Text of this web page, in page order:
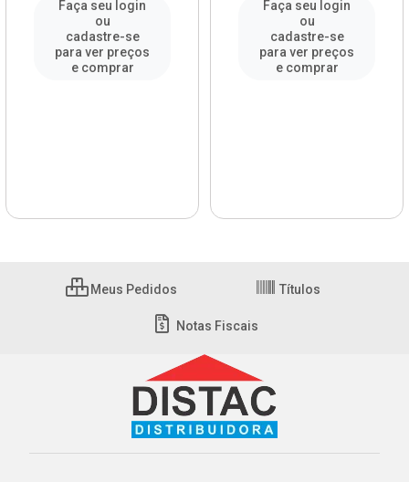
Faça seu login
ou
cadastre-se
para ver preços
e comprar
Faça seu login
ou
cadastre-se
para ver preços
e comprar
Meus Pedidos Títulos
Notas Fiscais